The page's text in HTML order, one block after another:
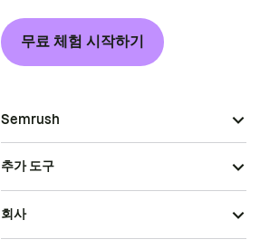
무료 체험 시작하기
Semrush
추가 도구
회사